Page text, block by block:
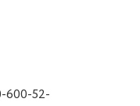
600-52-